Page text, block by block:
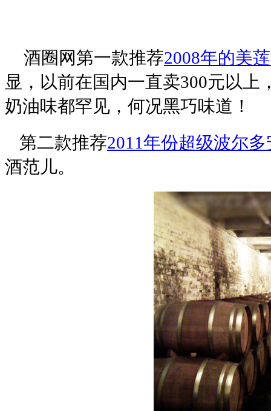
酒圈网第一款推荐2008年的美
显，以前在国内一直卖300元以上
奶油味都罕见，何况黑巧味道！
第二款推荐2011年份超级波尔
酒范儿。